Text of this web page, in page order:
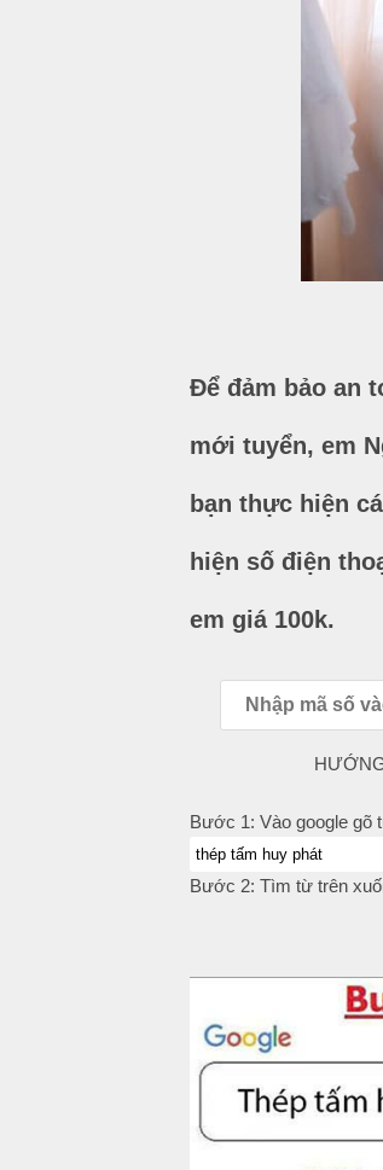
Để đảm bảo an
mới tuyển, em
bạn thực hiện
hiện số điện
em giá 100k.
Bước 1: Vào google gõ
Bước 2: Tìm từ trên